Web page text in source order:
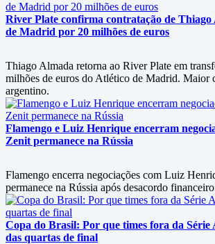
River Plate confirma contratação de
de Madrid por 20 milhões de euros
Thiago Almada retorna ao River Plate em
milhões de euros do Atlético de Madrid. Maior
argentino.
Flamengo e Luiz Henrique encerram
Zenit permanece na Rússia
Flamengo encerra negociações com Luiz
permanece na Rússia após desacordo
Copa do Brasil: Por que times fora da Série
das quartas de final